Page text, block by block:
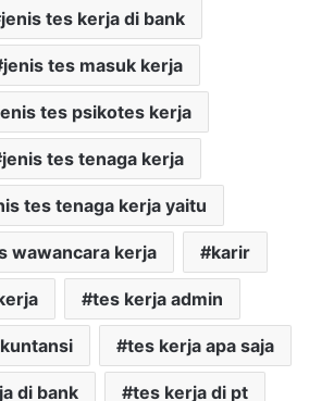
jenis tes kerja di bank
jenis tes masuk kerja
tes psikotes kerja
jenis tes tenaga kerja
tes tenaga kerja yaitu
wawancara kerja karir
tes kerja admin
tes kerja apa saja
di bank tes kerja di pt